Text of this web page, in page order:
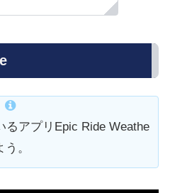
るアプリEpic Ride Weathe
。